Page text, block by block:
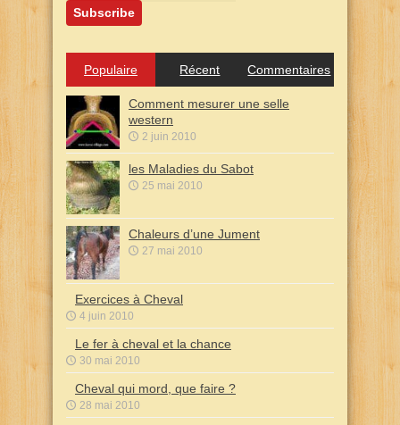
Populaire Récent Commentaires
Comment mesurer une selle
western
2 juin 2010
les Maladies du Sabot
25 mai 2010
Chaleurs d’une Jument
27 mai 2010
Exercices à Cheval
4 juin 2010
Le fer à cheval et la chance
30 mai 2010
Cheval qui mord, que faire ?
28 mai 2010